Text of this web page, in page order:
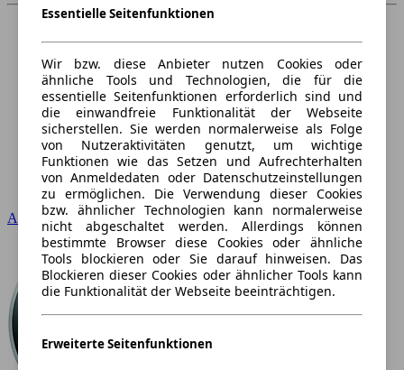
Audi
Essentielle Seitenfunktionen
Wir bzw. diese Anbieter nutzen Cookies oder
ähnliche Tools und Technologien, die für die
essentielle Seitenfunktionen erforderlich sind und
die einwandfreie Funktionalität der Webseite
sicherstellen. Sie werden normalerweise als Folge
von Nutzeraktivitäten genutzt, um wichtige
Funktionen wie das Setzen und Aufrechterhalten
von Anmeldedaten oder Datenschutzeinstellungen
zu ermöglichen. Die Verwendung dieser Cookies
bzw. ähnlicher Technologien kann normalerweise
nicht abgeschaltet werden. Allerdings können
bestimmte Browser diese Cookies oder ähnliche
Tools blockieren oder Sie darauf hinweisen. Das
Blockieren dieser Cookies oder ähnlicher Tools kann
die Funktionalität der Webseite beeinträchtigen.
Erweiterte Seitenfunktionen